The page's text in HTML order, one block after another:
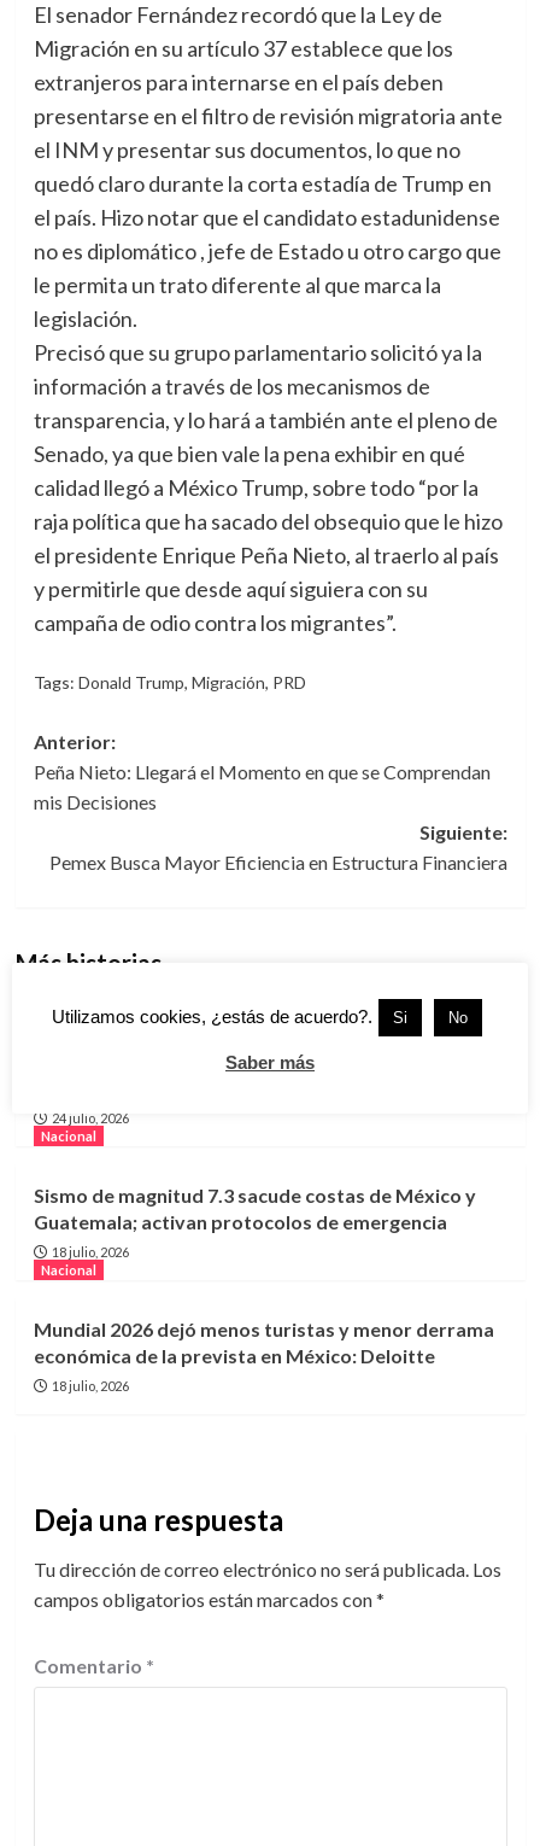
El senador Fernández recordó que la Ley de
Migración en su artículo 37 establece que los
extranjeros para internarse en el país deben
presentarse en el filtro de revisión migratoria ante
el INM y presentar sus documentos, lo que no
quedó claro durante la corta estadía de Trump en
el país. Hizo notar que el candidato estadunidense
no es diplomático , jefe de Estado u otro cargo que
le permita un trato diferente al que marca la
legislación.
Precisó que su grupo parlamentario solicitó ya la
información a través de los mecanismos de
transparencia, y lo hará a también ante el pleno de
Senado, ya que bien vale la pena exhibir en qué
calidad llegó a México Trump, sobre todo “por la
raja política que ha sacado del obsequio que le hizo
el presidente Enrique Peña Nieto, al traerlo al país
y permitirle que desde aquí siguiera con su
campaña de odio contra los migrantes”.
Tags: Donald Trump, Migración, PRD
Navegación
de
entradas
Anterior:
Peña Nieto: Llegará el Momento en que se Comprendan
mis Decisiones
Siguiente:
Pemex Busca Mayor Eficiencia en Estructura Financiera
Más historias
Estados Unidos reabrirá frontera al ganado
mexicano desde agosto; productores celebran la
24 julio, 2026
Nacional
Sismo de magnitud 7.3 sacude costas de México y
Guatemala; activan protocolos de emergencia
18 julio, 2026
Nacional
Mundial 2026 dejó menos turistas y menor derrama
económica de la prevista en México: Deloitte
18 julio, 2026
Deja una respuesta
Tu dirección de correo electrónico no será publicada. Los
campos obligatorios están marcados con*
Comentario *
Utilizamos cookies, ¿estás de acuerdo?. Si No
Saber más